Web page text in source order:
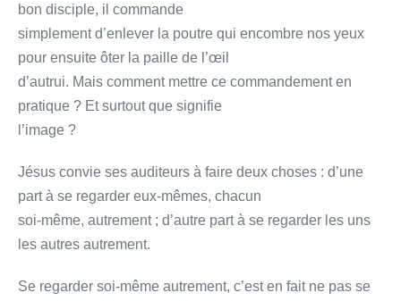
bon disciple, il commande
simplement d’enlever la poutre qui encombre nos yeux
pour ensuite ôter la paille de l’œil
d’autrui. Mais comment mettre ce commandement en
pratique ? Et surtout que signifie
l’image ?
Jésus convie ses auditeurs à faire deux choses : d’une
part à se regarder eux-mêmes, chacun
soi-même, autrement ; d’autre part à se regarder les uns
les autres autrement.
Se regarder soi-même autrement, c’est en fait ne pas se